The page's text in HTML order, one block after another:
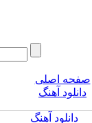
صفحه اصلی
دانلود آهنگ